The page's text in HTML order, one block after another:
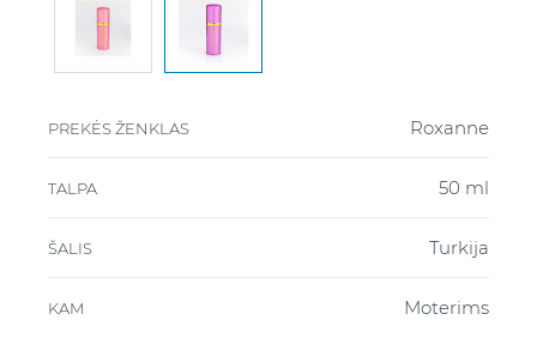
PREKĖS ŽENKLAS Roxanne
TALPA 50 ml
ŠALIS Turkija
KAM Moterims